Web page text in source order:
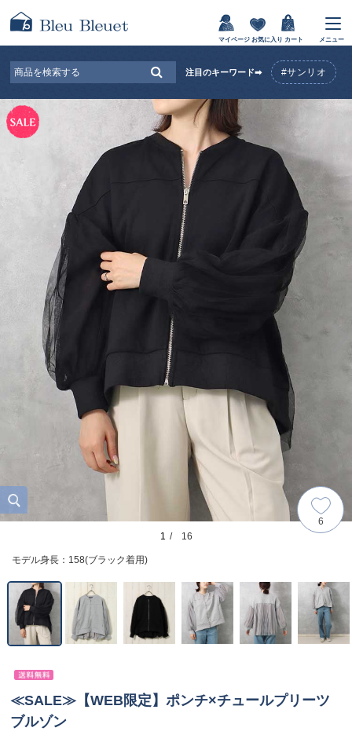
マイページ お気に入り カート メニュー
注目のキーワード➡ #サンリオ
モデル身長：158(ブラック着用)
1 / 16
6
≪SALE≫【WEB限定】ポンチ×チュールプリーツ
ブルゾン